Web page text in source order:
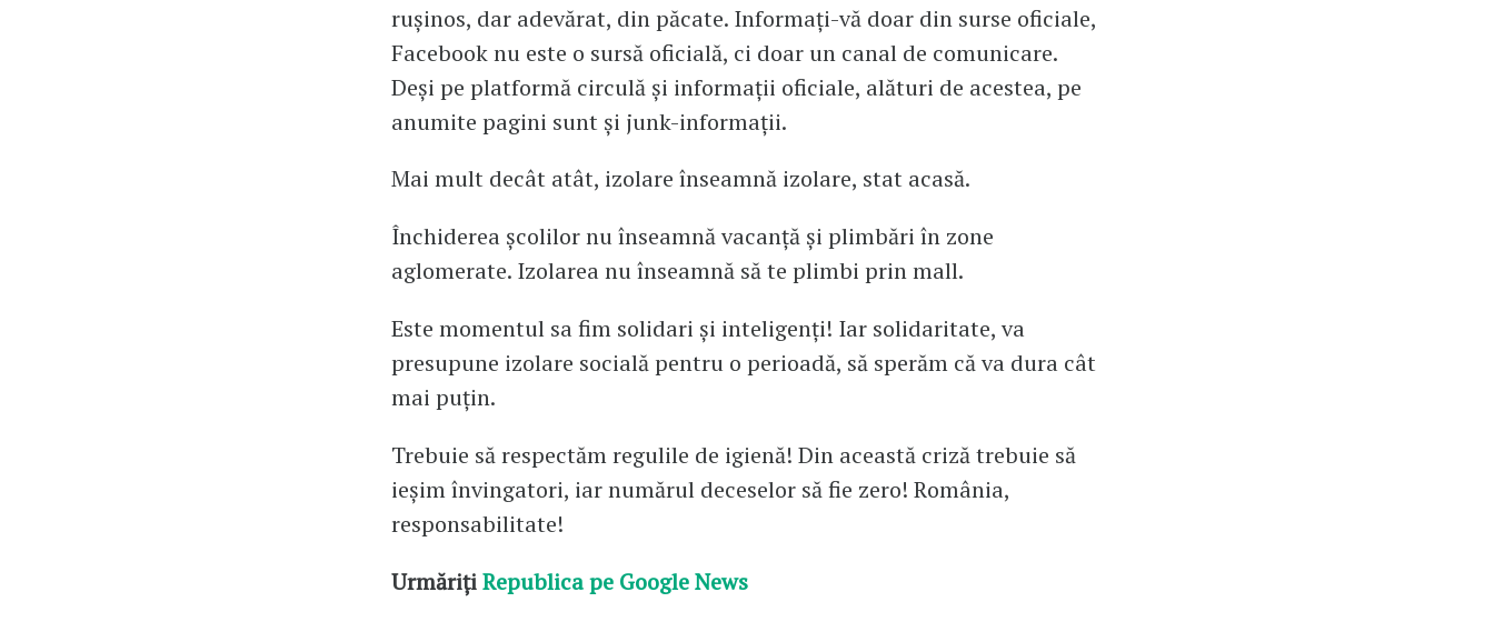
ruşinos, dar adevărat, din păcate. Informaţi-vă doar din surse oficiale,
Facebook nu este o sursă oficială, ci doar un canal de comunicare.
Deşi pe platformă circulă şi informaţii oficiale, alături de acestea, pe
anumite pagini sunt şi junk-informaţii.
Mai mult decât atât, izolare înseamnă izolare, stat acasă.
Închiderea şcolilor nu înseamnă vacanţă şi plimbări în zone
aglomerate. Izolarea nu înseamnă să te plimbi prin mall.
Este momentul sa fim solidari și inteligenți! Iar solidaritate, va
presupune izolare socială pentru o perioadă, să sperăm că va dura cât
mai puţin.
Trebuie să respectăm regulile de igienă! Din această criză trebuie să
ieșim învingatori, iar numărul deceselor să fie zero! România,
responsabilitate!
UrmărițiRepublica pe Google News